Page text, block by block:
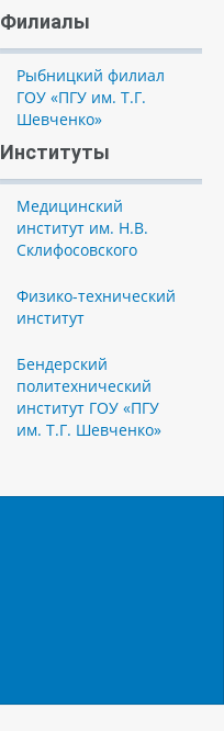
Филиалы
Рыбницкий филиал
ГОУ «ПГУ им. Т.Г.
Шевченко»
Институты
Медицинский
институт им. Н.В.
Склифосовского
Физико-технический
институт
Бендерский
политехнический
институт ГОУ «ПГУ
им. Т.Г. Шевченко»